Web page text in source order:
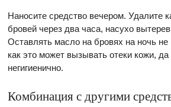
Наносите средство вечером. Удалите
бровей через два часа, насухо
Оставлять масло на бровях на ночь не
как это может вызывать отеки кожи, да
негигиенично.
Комбинация с другими